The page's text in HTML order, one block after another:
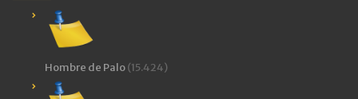
Hombre de Palo(15.424)